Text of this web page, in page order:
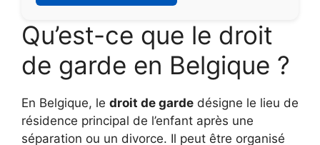
Qu’est-ce que le droit
de garde en Belgique ?
En Belgique, le droit de garde désigne le lieu de
résidence principal de l’enfant après une
séparation ou un divorce. Il peut être organisé